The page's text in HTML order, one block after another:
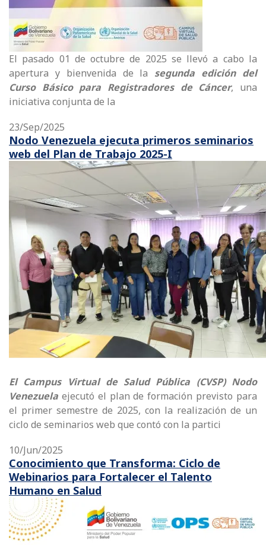
El pasado 01 de octubre de 2025 se llevó a cabo la
apertura y bienvenida de la segunda edición del
Curso Básico para Registradores de Cáncer, una
iniciativa conjunta de la
23/Sep/2025
Nodo Venezuela ejecuta primeros seminarios
web del Plan de Trabajo 2025-I
El Campus Virtual de Salud Pública (CVSP) Nodo
Venezuela ejecutó el plan de formación previsto para
el primer semestre de 2025, con la realización de un
ciclo de seminarios web que contó con la partici
10/Jun/2025
Conocimiento que Transforma: Ciclo de
Webinarios para Fortalecer el Talento
Humano en Salud